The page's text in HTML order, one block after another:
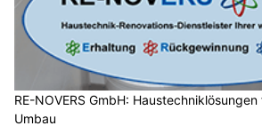
RE-NOVERS GmbH:
Umbau